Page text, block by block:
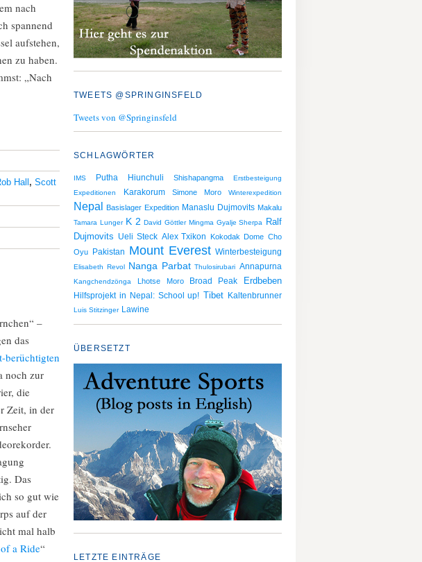
nach
spannend
aufstehen,
zu haben.
„Nach
Hall , Scott
–
das
berüchtigten
noch zur
die
Zeit, in der
Das
so gut wie
auf der
mal halb
a Ride“
TWEETS @SPRINGINSFELD
Tweets von @Springinsfeld
SCHLAGWÖRTER
IMS Putha Hiunchuli Shishapangma
Erstbesteigung
Expeditionen
Karakorum Simone Moro Winterexpedition
Nepal Basislager Expedition Manaslu Dujmovits Makalu
Tamara Lunger K 2 David Göttler Mingma Gyalje Sherpa
Ralf
Dujmovits Ueli Steck Alex Txikon Kokodak Dome Cho
Oyu
Pakistan Mount Everest Winterbesteigung
Elisabeth Revol Nanga Parbat Thulosirubari Annapurna
Kangchendzönga Lhotse Moro Broad Peak Erdbeben
Hilfsprojekt in Nepal: School up! Tibet Kaltenbrunner
Luis Stitzinger Lawine
ÜBERSETZT
LETZTE EINTRÄGE